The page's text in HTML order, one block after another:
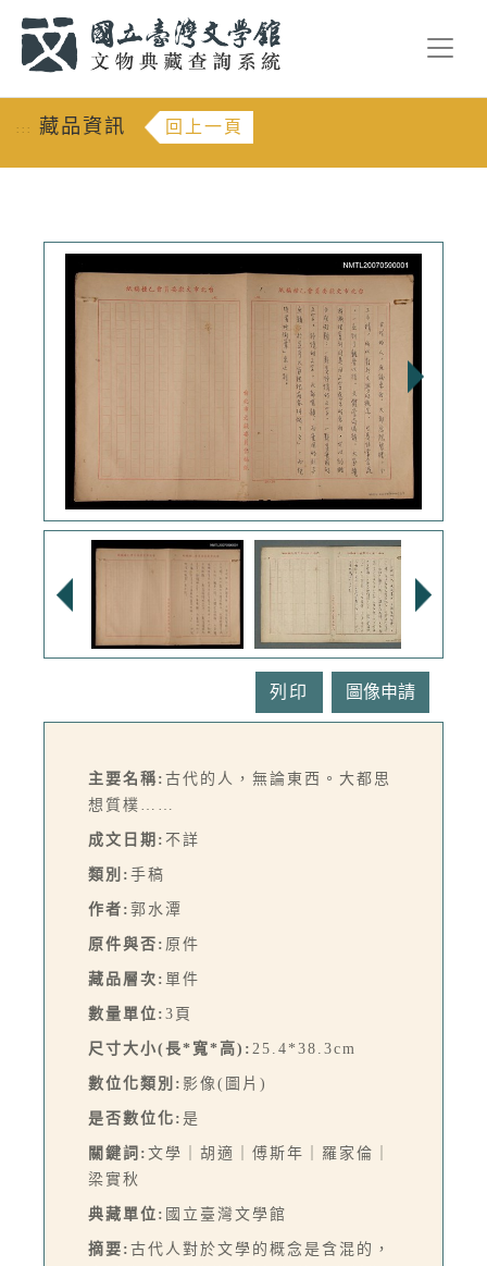
::: 藏品資訊 回上一頁
列印
主要名稱: 古代的人，無論東西。大都思
想質樸……
成文日期: 不詳
類別: 手稿
作者: 郭水潭
原件與否: 原件
藏品層次: 單件
數量單位: 3頁
尺寸大小(長*寬*高): 25.4*38.3cm
數位化類別: 影像(圖片)
是否數位化: 是
關鍵詞: 文學｜胡適｜傅斯年｜羅家倫｜
梁實秋
典藏單位: 國立臺灣文學館
摘要: 古代人對於文學的概念是含混的，